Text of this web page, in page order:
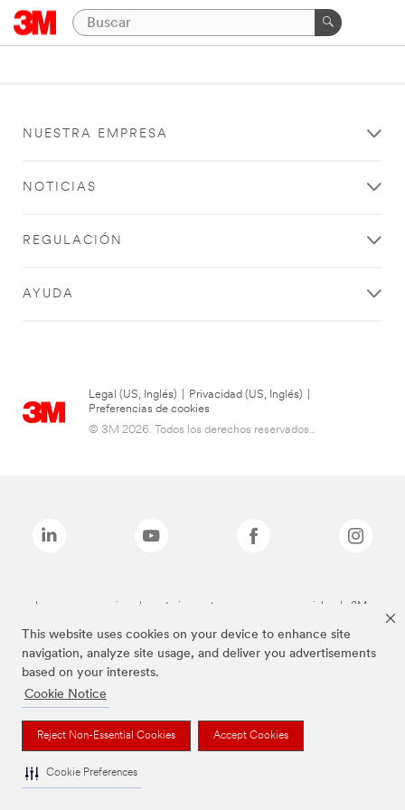
This website uses cookies on your device to enhance site
navigation, analyze site usage, and deliver you advertisements
based on your interests.
Cookie Notice
Reject Non-Essential Cookies Accept Cookies
Cookie Preferences
NUESTRA EMPRESA
NOTICIAS
REGULACIÓN
AYUDA
Legal (US, Inglés) Privacidad (US, Inglés)
Preferencias de cookies
© 3M 2026. Todos los derechos reservados..
Las marcas mencionadas anteriormente son marcas comerciales de 3M.